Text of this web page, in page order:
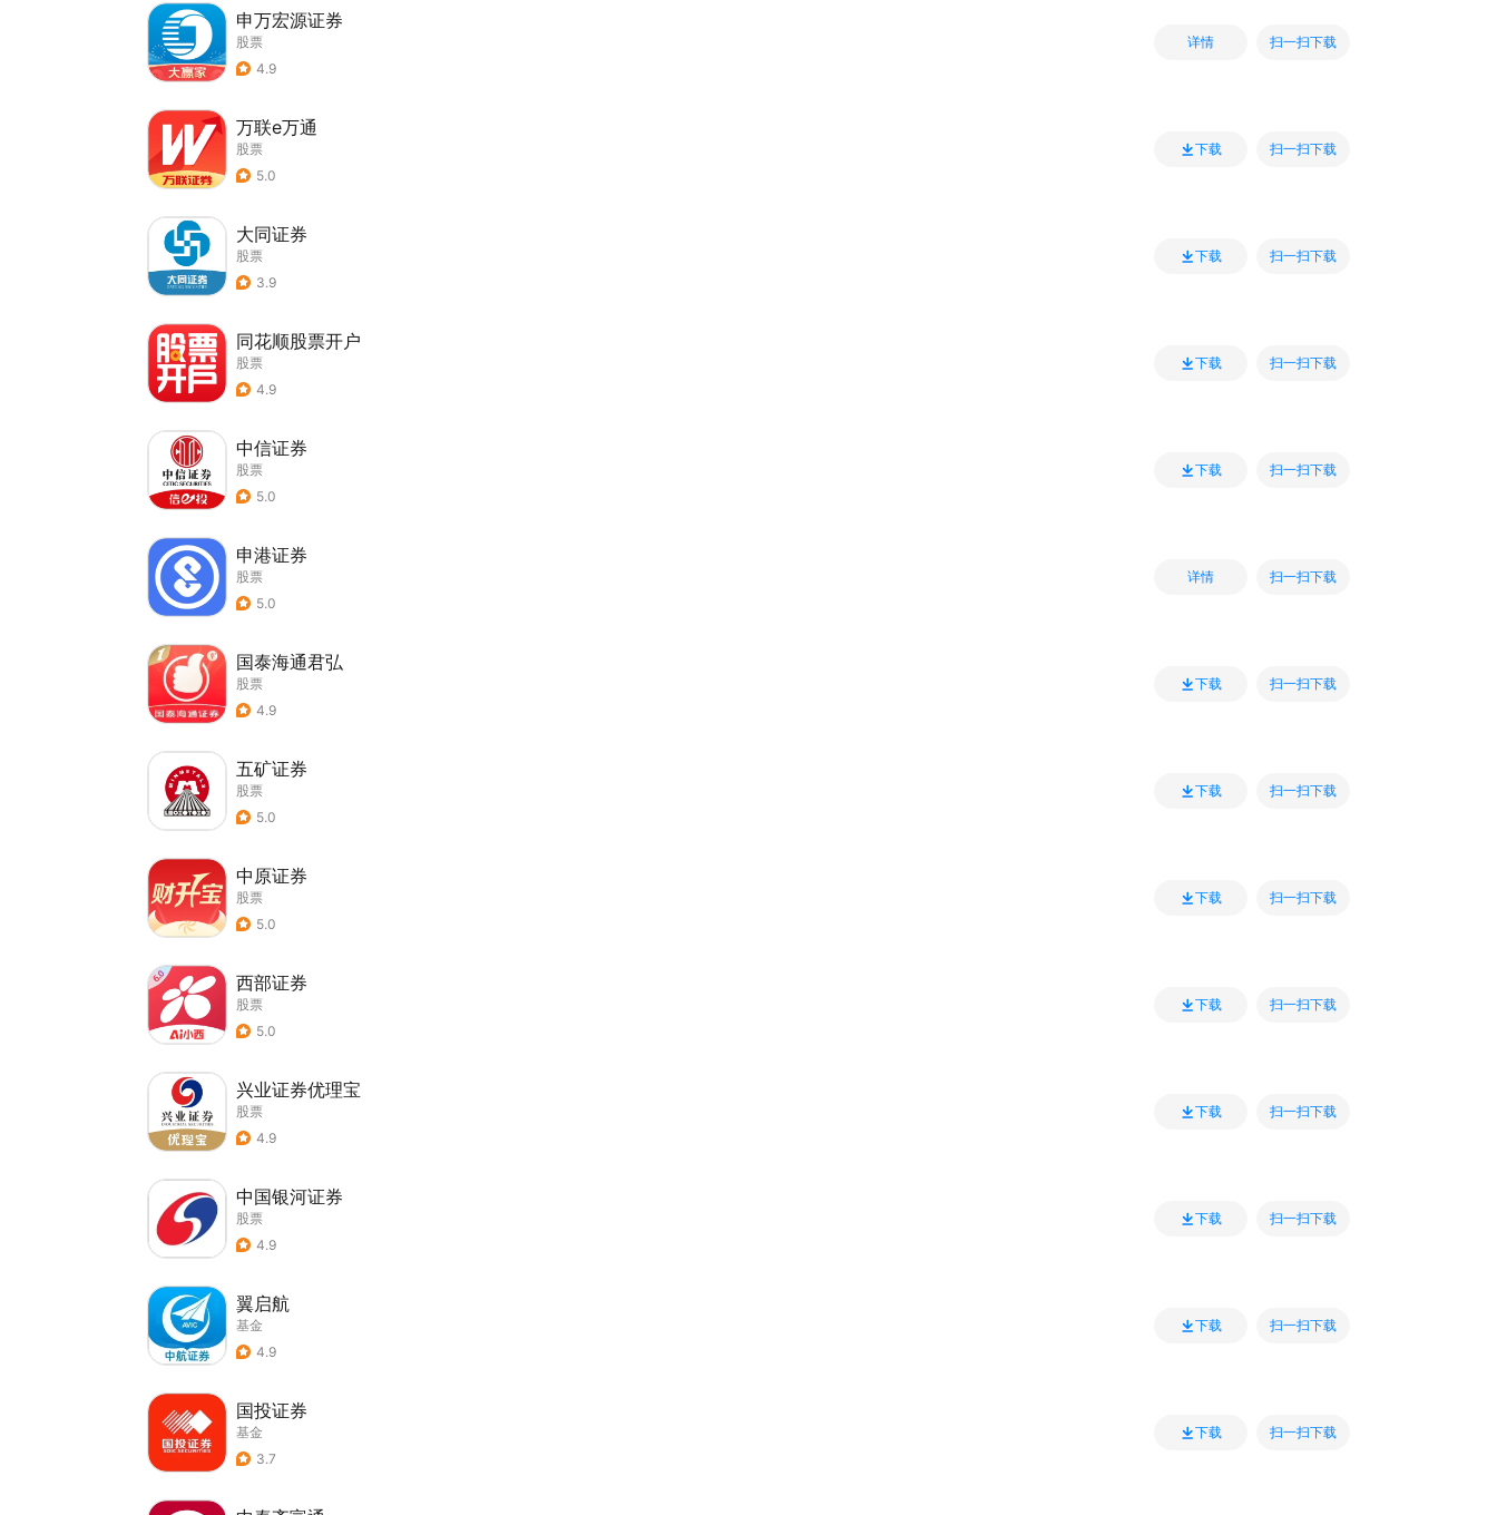
申万宏源证券
股票
4.9
详情 扫一扫下载
万联e万通
股票
5.0
下载 扫一扫下载
大同证券
股票
3.9
下载 扫一扫下载
同花顺股票开户
股票
4.9
下载 扫一扫下载
中信证券
股票
5.0
下载 扫一扫下载
申港证券
股票
5.0
详情 扫一扫下载
国泰海通君弘
股票
4.9
下载 扫一扫下载
五矿证券
股票
5.0
下载 扫一扫下载
中原证券
股票
5.0
下载 扫一扫下载
西部证券
股票
5.0
下载 扫一扫下载
兴业证券优理宝
股票
4.9
下载 扫一扫下载
中国银河证券
股票
4.9
下载 扫一扫下载
翼启航
基金
4.9
下载 扫一扫下载
国投证券
基金
3.7
下载 扫一扫下载